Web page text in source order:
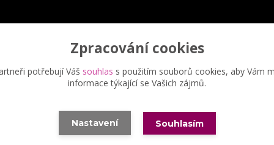
Vytvořeno na
Eshop-rychle.cz
Zpracování cookies
potřebují Váš souhlas s použitím souborů cookies, aby Vám
informace týkající se Vašich zájmů.
Nastavení Souhlasím